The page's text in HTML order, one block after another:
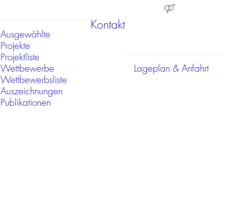
Ausgewählte
Projekte
Projektliste
Wettbewerbe
Wettbewerbsliste
Auszeichnungen
Publikationen
Kontakt
Lageplan & Anfahrt